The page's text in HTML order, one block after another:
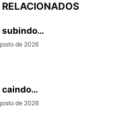
subindo…
de 2026
caindo…
de 2026